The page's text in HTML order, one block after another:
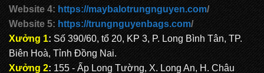
CẶP HỌC SINH MS: TN 5014
Website 4: https://maybalotrungnguyen.com/
Website 5: https://trungnguyenbags.com/
Xưởng 1: Số 390/60, tổ 20, KP 3, P. Long Bình Tân, TP.
Biên Hoà, Tỉnh Đồng Nai.
Xưởng 2: 155 - Ấp Long Tường, X. Long An, H. Châu